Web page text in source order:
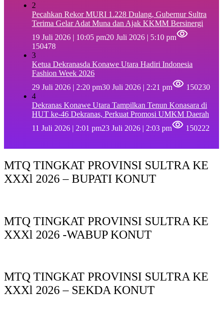
2
Pecahkan Rekor MURI 1.228 Dulang, Gubernur Sultra
Terima Gelar Adat Muna dan Ajak KKMM Bersinergi
19 Juli 2026 | 10:05 pm20 Juli 2026 | 5:10 pm
150478
3
Ketua Dekranasda Konawe Utara Hadiri Indonesia
Fashion Week 2026
29 Juli 2026 | 2:20 pm30 Juli 2026 | 2:21 pm
150230
4
Dekranas Konawe Utara Tampilkan Tenun Konasara di
HUT ke-46 Dekranas, Perkuat Promosi UMKM Daerah
11 Juli 2026 | 2:01 pm23 Juli 2026 | 2:03 pm 150222
MTQ TINGKAT PROVINSI SULTRA KE
XXXl 2026 – BUPATI KONUT
MTQ TINGKAT PROVINSI SULTRA KE
XXXl 2026 -WABUP KONUT
MTQ TINGKAT PROVINSI SULTRA KE
XXXl 2026 – SEKDA KONUT